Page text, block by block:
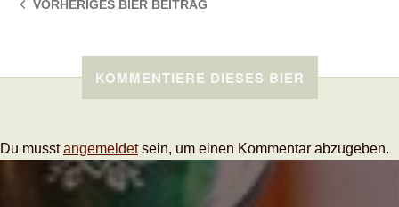
VORHERIGES BIER BEITRAG
KOMMENTIERE DIESES BIER
Du musstangemeldetsein, um einen Kommentar abzugeben.